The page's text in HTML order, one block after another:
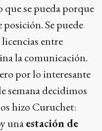
que se pueda porque
Se puede
entre
la comunicación.
por lo interesante
semana decidimos
hizo Curuchet:
unaestación de